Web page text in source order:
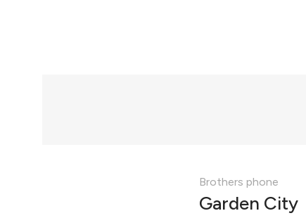
Brothers phone
Garden City